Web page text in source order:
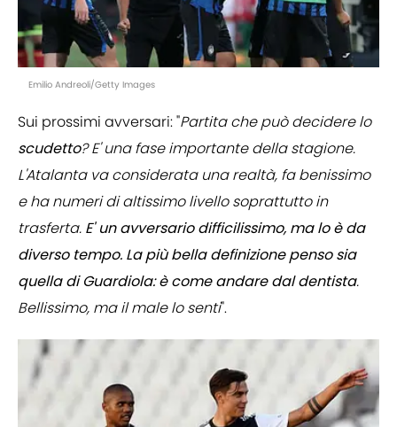
Emilio Andreoli/Getty Images
Sui prossimi avversari: "Partita che può decidere lo
scudetto? E' una fase importante della stagione.
L'Atalanta va considerata una realtà, fa benissimo
e ha numeri di altissimo livello soprattutto in
trasferta. E' un avversario difficilissimo, ma lo è da
diverso tempo. La più bella definizione penso sia
quella di Guardiola: è come andare dal dentista.
Bellissimo, ma il male lo senti".